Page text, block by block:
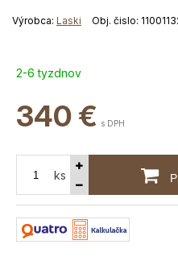
Výrobca: Laski Obj. čislo:
2-6 tyzdnov
340 € s DPH
ks